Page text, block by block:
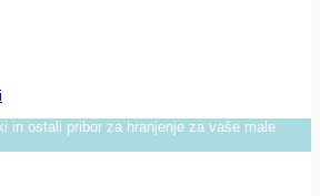
in ostali pribor za hranjenje za vaše male